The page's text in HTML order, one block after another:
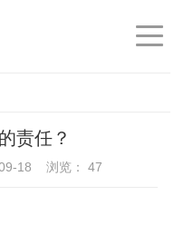
责任？
18 浏览： 47